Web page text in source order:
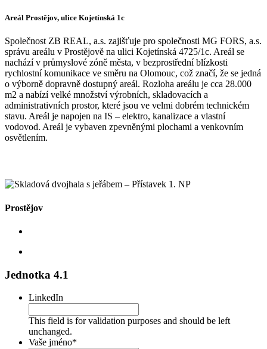
Areál Prostějov, ulice Kojetínská 1c
Společnost ZB REAL, a.s. zajišťuje pro společnosti MG FORS, a.s.
správu areálu v Prostějově na ulici Kojetínská 4725/1c. Areál se
nachází v průmyslové zóně města, v bezprostřední blízkosti
rychlostní komunikace ve směru na Olomouc, což značí, že se jedná
o výborně dopravně dostupný areál. Rozloha areálu je cca 28.000
m2 a nabízí velké množství výrobních, skladovacích a
administrativních prostor, které jsou ve velmi dobrém technickém
stavu. Areál je napojen na IS – elektro, kanalizace a vlastní
vodovod. Areál je vybaven zpevněnými plochami a venkovním
osvětlením.
Prostějov
Jednotka 4.1
LinkedIn
This field is for validation purposes and should be left
unchanged.
Vaše jméno*